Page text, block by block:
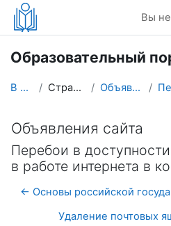
Перейти к основному содержанию
Вы
Образовательный
В начало Страницы сайта Объявления сайта
Объявления сайта
Перебои в
в работе интернета в
← Основы российской
Удаление почтовых